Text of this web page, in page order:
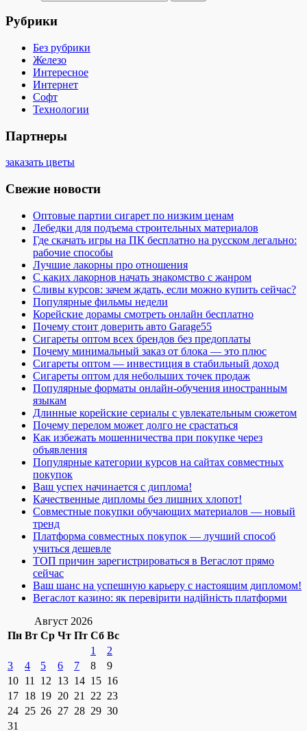
Рубрики
Без рубрики
Железо
Интересное
Интернет
Софт
Технологии
Партнеры
заказать цветы
Свежие новости
Оптовые партии сигарет по низким ценам
Лебедки для подъема строительных материалов
Где скачать игры на ПК бесплатно на русском легально:
рабочие способы
Лучшие лакорны про отношения
С каких лакорнов начать знакомство с жанром
Сливы курсов: зачем ждать, если можно купить сейчас?
Популярные фильмы недели
Корейские дорамы смотреть онлайн бесплатно
Почему стоит доверить авто Garage55
Сигареты оптом всех брендов без предоплаты
Почему минимальный заказ от блока — это плюс
Сигареты оптом — инвестиция в стабильный доход
Сигареты оптом для небольших точек продаж
Популярные форматы онлайн-обучения иностранным
языкам
Длинные корейские сериалы с увлекательным сюжетом
Почему перелом может долго не срастаться
Как избежать мошенничества при покупке через
объявления
Популярные категории курсов на сайтах совместных
покупок
Ваш успех начинается с диплома!
Качественные дипломы без лишних хлопот!
Совместные покупки обучающих материалов — новый
тренд
Платформа совместных покупок — лучший способ
учиться дешевле
ТОП причин зарегистрироваться в Вегаслот прямо
сейчас
Ваш шанс на успешную карьеру с настоящим дипломом!
Вегаслот казино: як перевірити надійність платформи
Август 2026
Пн Вт Ср Чт Пт Сб Вс
1
2
3
4 5 6 7 8
9
10 11 12 13 14 15 16
17 18 19 20 21 22 23
24 25 26 27 28 29 30
31